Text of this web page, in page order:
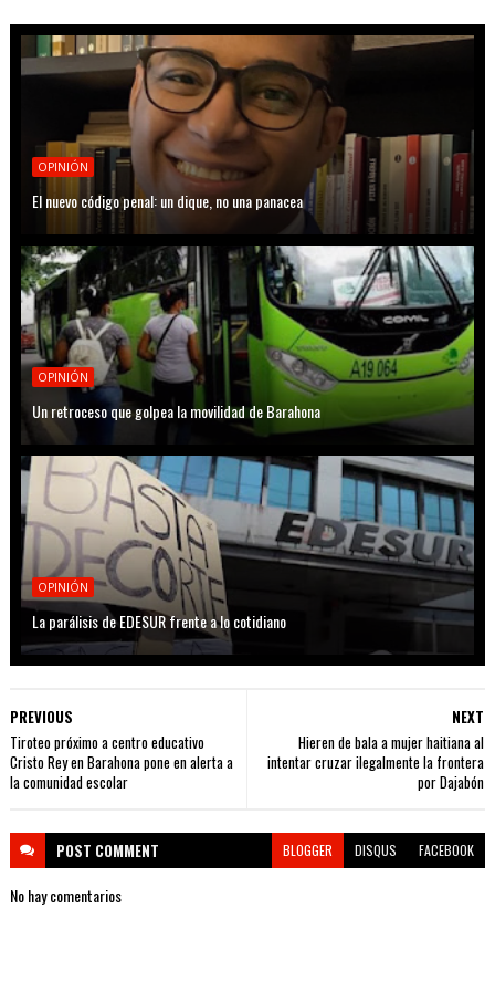
OPINIÓN
El nuevo código penal: un dique, no una panacea
OPINIÓN
Un retroceso que golpea la movilidad de Barahona
OPINIÓN
La parálisis de EDESUR frente a lo cotidiano
NEXT
Hieren de bala a mujer haitiana al
intentar cruzar ilegalmente la frontera
por Dajabón
PREVIOUS
Tiroteo próximo a centro educativo
Cristo Rey en Barahona pone en alerta a
la comunidad escolar
POST COMMENT BLOGGER DISQUS FACEBOOK
No hay comentarios